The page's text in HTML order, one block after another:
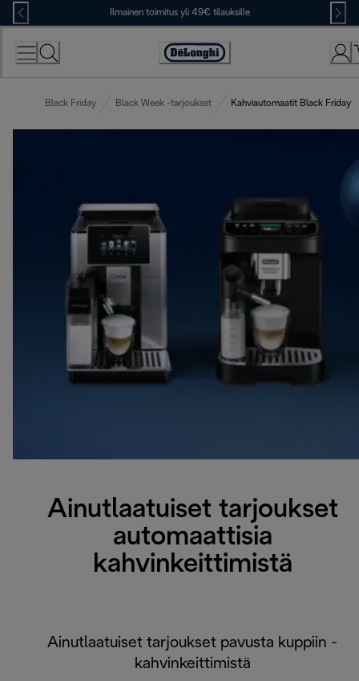
Skip
to
Content
Ilmainen toimitus yli 49€ tilauksille
Accessibility
Black Friday Black Week -tarjoukset Kahviautomaatit Black Friday
Ainutlaatuiset tarjoukset
automaattisia
kahvinkeittimistä
Ainutlaatuiset tarjoukset pavusta kuppiin -
kahvinkeittimistä